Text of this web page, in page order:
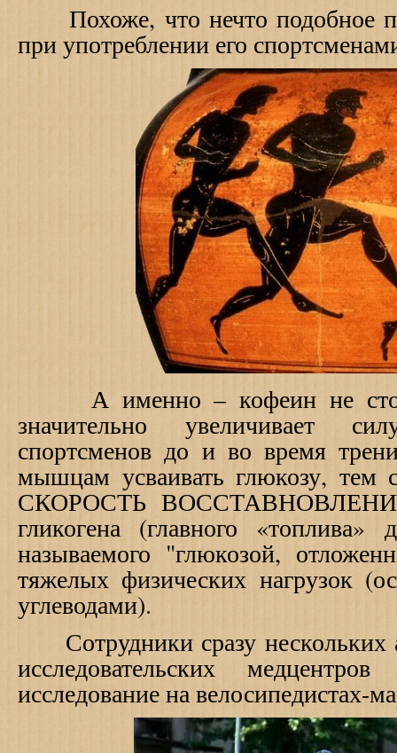
Похоже, что нечто подобное
при употреблении его
А именно – кофеин не
значительно увеличивает
спортсменов до и во время
мышцам усваивать глюкозу,
СКОРОСТЬ
гликогена (главного
называемого "глюкозой,
тяжелых физических нагрузок
углеводами).
Сотрудники сразу нескольких
исследовательских
исследование на велосипедистах-